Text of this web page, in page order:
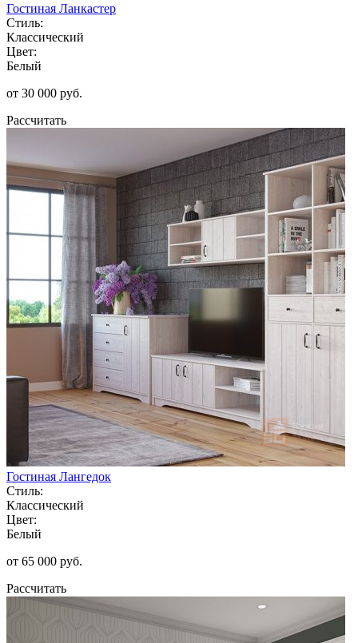
Гостиная Ланкастер
Стиль:
Классический
Цвет:
Белый
от 30 000 руб.
Рассчитать
Гостиная Лангедок
Стиль:
Классический
Цвет:
Белый
от 65 000 руб.
Рассчитать